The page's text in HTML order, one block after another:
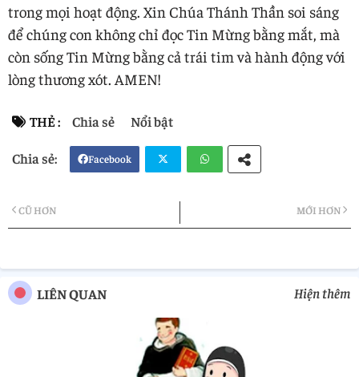
trong mọi hoạt động. Xin Chúa Thánh Thần soi sáng
để chúng con không chỉ đọc Tin Mừng bằng mắt, mà
còn sống Tin Mừng bằng cả trái tim và hành động với
lòng thương xót. AMEN!
THẺ : Chia sẻ Nổi bật
Facebook
MỚI HƠN
CŨ HƠN
LIÊN QUAN Hiện thêm